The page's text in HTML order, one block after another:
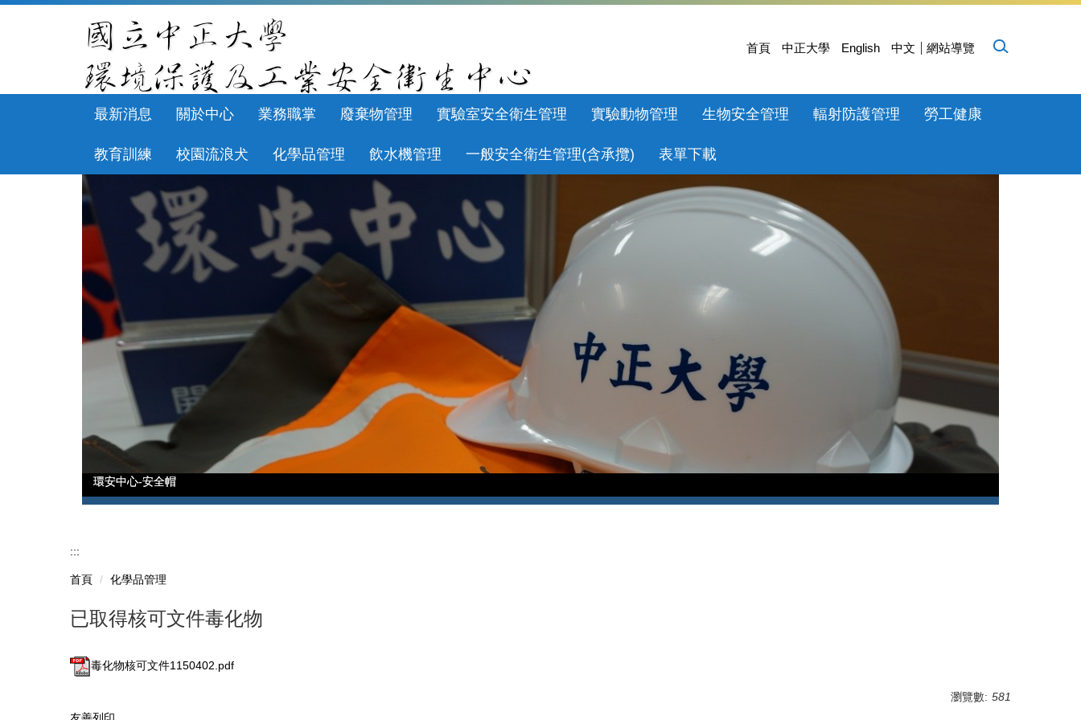
容
首頁 中正大學 English 中文 網站導覽
最新消息 關於中心 業務職掌 廢棄物管理 實驗室安全衛生管理 實驗動物管理 生物安全管理 輻射防護管理 勞工健康
教育訓練 校園流浪犬 化學品管理 飲水機管理 一般安全衛生管理(含承攬) 表單下載
環安中心-安全帽
環安中心-安全帽
:::
首頁 化學品管理
已取得核可文件毒化物
毒化物核可文件1150402.pdf
瀏覽數: 581